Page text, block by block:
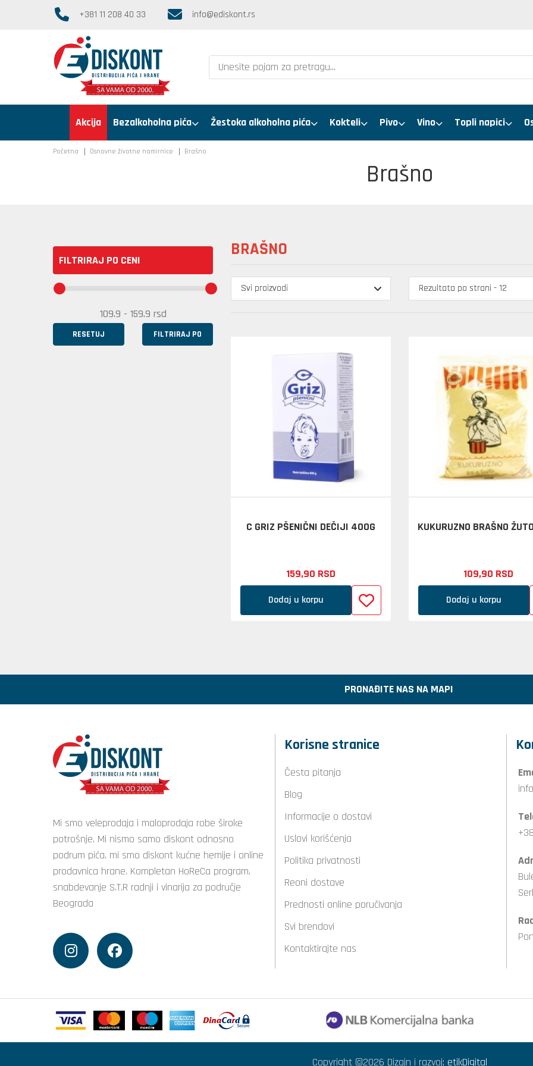
+381 11 208 40 33 info@ediskont.rs
Akcija Bezalkoholna pića Žestoka alkoholna pića Kokteli Pivo Vino Topli napici
Početna Osnovne životne namirnice Brašno
Brašno
FILTRIRAJ PO CENI
RESETUJ FILTRIRAJ PO
BRAŠNO
C GRIZ PŠENIČNI DEČIJI 400G
159,90 RSD
Dodaj u korpu
KUKURUZNO BRAŠNO
109,90 RSD
Dodaj u korpu
PRONAĐITE NAS NA MAPI
Mi smo veleprodaja i maloprodaja robe široke
potrošnje. Mi nismo samo diskont odnosno
podrum pića, mi smo diskont kućne hemije i online
prodavnica hrane. Kompletan HoReCa program,
snabdevanje S.T.R radnji i vinarija za područje
Beograda
Korisne stranice
Česta pitanja
Blog
Informacije o dostavi
Uslovi korišćenja
Politika privatnosti
Reoni dostave
Prednosti online poručivanja
Svi brendovi
Kontaktirajte nas
Copyright ©2026 Dizajn i razvoj: etikDigital